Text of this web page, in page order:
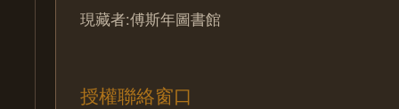
現藏者:傅斯年圖書館
授權聯絡窗口